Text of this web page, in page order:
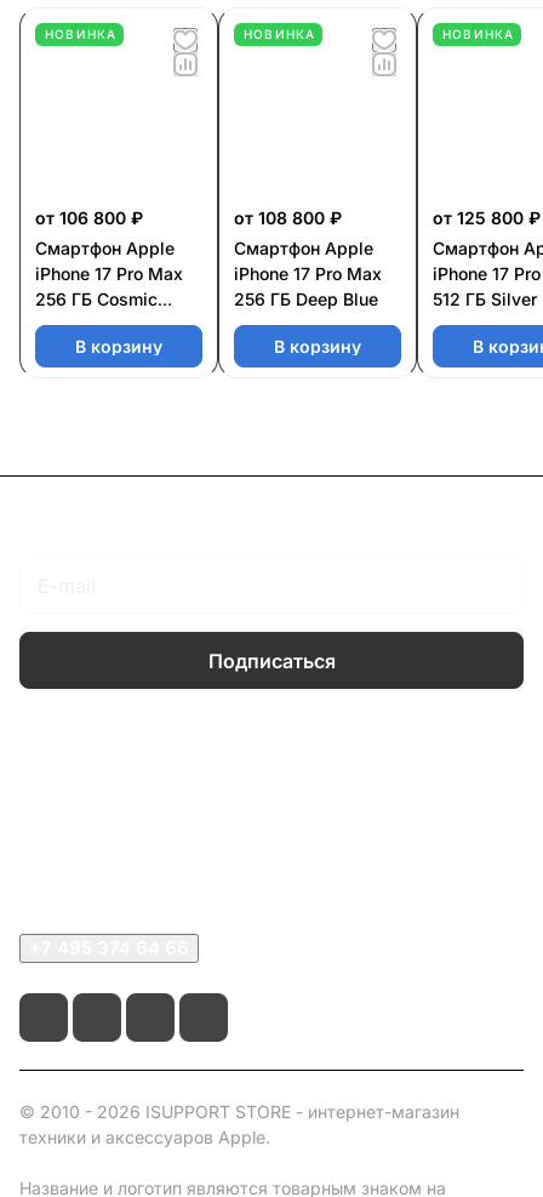
НОВИНКА
от 106 800 ₽
Смартфон Apple
iPhone 17 Pro Max
256 ГБ Cosmic
Orange
В корзину
НОВИНКА
от 108 800 ₽
Смартфон Apple
iPhone 17 Pro Max
256 ГБ Deep Blue
В корзину
НОВИНКА
от 125 800 ₽
Смартфон
iPhone 17
512 ГБ Silver
В
Подписаться
© 2010 - 2026 ISUPPORT STORE - интернет-магазин
техники и аксессуаров Apple.
Название и логотип являются товарным знаком на